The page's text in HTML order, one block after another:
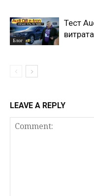
Блог
Тест
LEAVE A REPLY